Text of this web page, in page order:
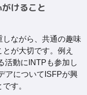
けること
ながら、共通の趣味
が大切です。例え
活動にINTPも参加し
アについてISFPが興
す。